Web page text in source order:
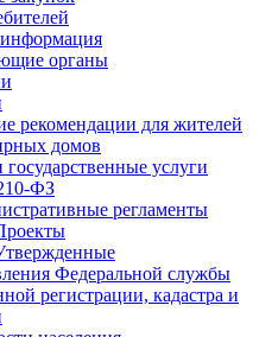
органы
рекомендации для жителей
домов
услуги
ФЗ
регламенты
Федеральной службы
регистрации, кадастра и